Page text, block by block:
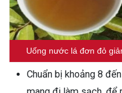
Uống nước lá đơn đỏ
Chuẩn bị khoảng 8